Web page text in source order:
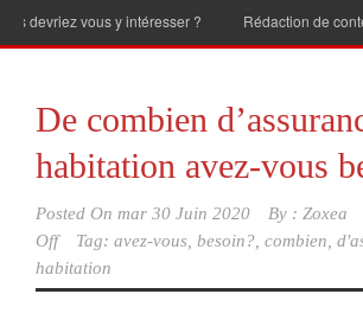
vous y intéresser ? Rédaction de contenu
De combien
habitation avez-vous
Posted On mar 30 Juin 2020 By : Zoxea
Off
Tag: avez-vous, besoin?, combien,
habitation